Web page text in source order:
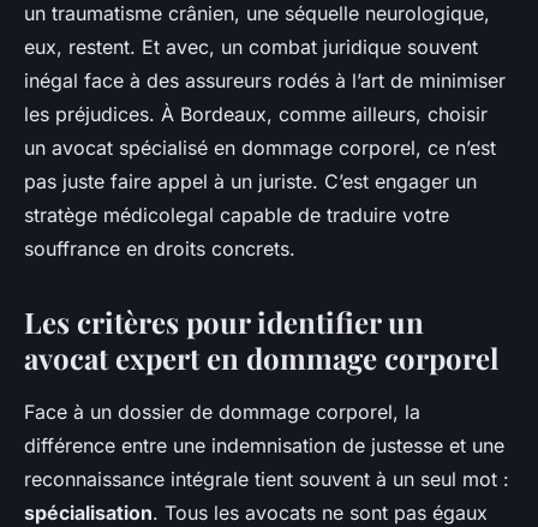
un traumatisme crânien, une séquelle neurologique,
eux, restent. Et avec, un combat juridique souvent
inégal face à des assureurs rodés à l’art de minimiser
les préjudices. À Bordeaux, comme ailleurs, choisir
un avocat spécialisé en dommage corporel, ce n’est
pas juste faire appel à un juriste. C’est engager un
stratège médicolegal capable de traduire votre
souffrance en droits concrets.
Les critères pour identifier un
avocat expert en dommage corporel
Face à un dossier de dommage corporel, la
différence entre une indemnisation de justesse et une
reconnaissance intégrale tient souvent à un seul mot :
spécialisation. Tous les avocats ne sont pas égaux